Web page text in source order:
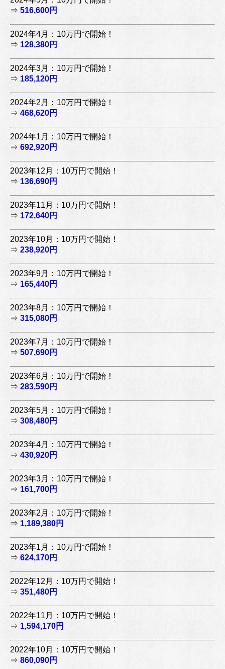
⇒ 516,600円
2024年4月：10万円で開始！
⇒ 128,380円
2024年3月：10万円で開始！
⇒ 185,120円
2024年2月：10万円で開始！
⇒ 468,620円
2024年1月：10万円で開始！
⇒ 692,920円
2023年12月：10万円で開始！
⇒ 136,690円
2023年11月：10万円で開始！
⇒ 172,640円
2023年10月：10万円で開始！
⇒ 238,920円
2023年9月：10万円で開始！
⇒ 165,440円
2023年8月：10万円で開始！
⇒ 315,080円
2023年7月：10万円で開始！
⇒ 507,690円
2023年6月：10万円で開始！
⇒ 283,590円
2023年5月：10万円で開始！
⇒ 308,480円
2023年4月：10万円で開始！
⇒ 430,920円
2023年3月：10万円で開始！
⇒ 161,700円
2023年2月：10万円で開始！
⇒ 1,189,380円
2023年1月：10万円で開始！
⇒ 624,170円
2022年12月：10万円で開始！
⇒ 351,480円
2022年11月：10万円で開始！
⇒ 1,594,170円
2022年10月：10万円で開始！
⇒ 860,090円